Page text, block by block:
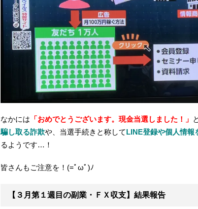
なかには 「おめでとうございます。現金当選しました！」
騙し取る詐欺や、当選手続きと称してLINE登録や個人情報
るようです…！
皆さんもご注意を！(=ﾟωﾟ)ﾉ
【３月第１週目の副業・ＦＸ収支】結果報告